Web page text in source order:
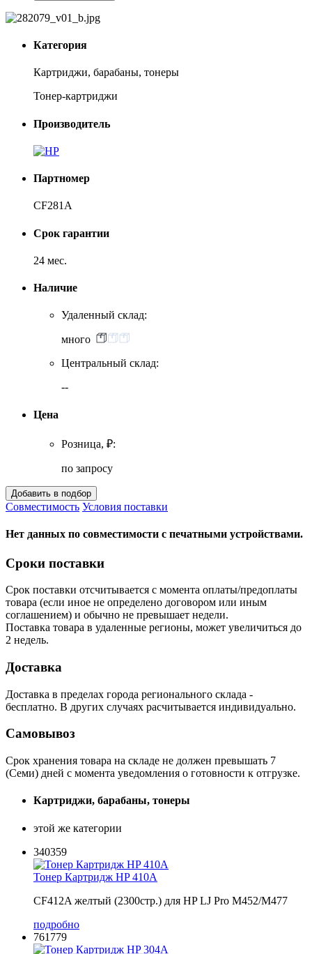
Категория
Картриджи, барабаны, тонеры
Тонер-картриджи
Производитель
Партномер
CF281A
Срок гарантии
24 мес.
Наличие
Удаленный склад:
много
Центральный склад:
--
Цена
Розница, ₽:
по запросу
Совместимость Условия поставки
Нет данных по совместимости с печатными устройствами.
Сроки поставки
Срок поставки отсчитывается с момента оплаты/предоплаты
товара (если иное не определено договором или иным
соглашением) и обычно не превышает недели.
Поставка товара в удаленные регионы, может увеличиться до
2 недель.
Доставка
Доставка в пределах города регионального склада -
бесплатно. В других случаях расчитывается индивидуально.
Самовывоз
Срок хранения товара на складе не должен превышать 7
(Семи) дней с момента уведомления о готовности к отгрузке.
Картриджи, барабаны, тонеры
этой же категории
340359
Тонер Картридж HP 410A
CF412A желтый (2300стр.) для HP LJ Pro M452/M477
подробно
761779